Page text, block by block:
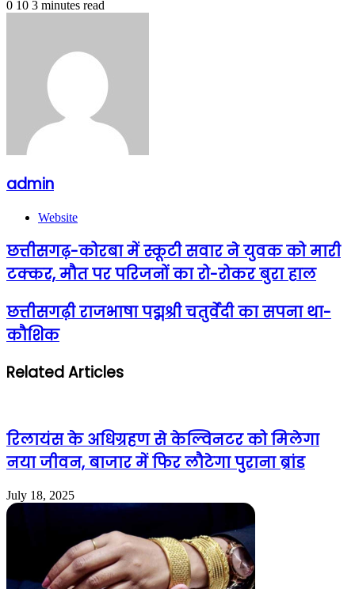
0 10 3 minutes read
admin
Website
छत्तीसगढ़-कोरबा में स्कूटी सवार ने युवक को मारी
टक्कर, मौत पर परिजनों का रो-रोकर बुरा हाल
छत्तीसगढ़ी राजभाषा पद्मश्री चतुर्वेदी का सपना था-
कौशिक
Related Articles
रिलायंस के अधिग्रहण से केल्विनटर को मिलेगा
नया जीवन, बाजार में फिर लौटेगा पुराना ब्रांड
July 18, 2025